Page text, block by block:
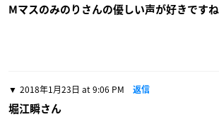
Mマスのみのりさんの優しい声が好きですね
2018年1月23日 at 9:06 PM 返信
堀江瞬さん